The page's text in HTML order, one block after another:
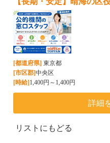
[都道府県] 東京都
[市区郡]中央区
[時給]1,400円～1,400円
詳細
リストにもどる